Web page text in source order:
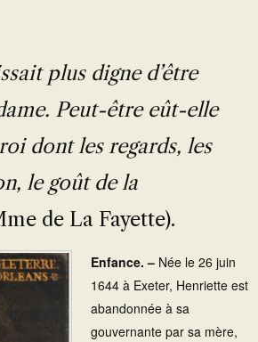
plus digne d’être
Peut-être eût-elle
dont les regards, les
le goût de la
de La Fayette).
Enfance. – Née le 26 juin
1644 à Exeter, Henriette est
abandonnée à sa
gouvernante par sa mère,